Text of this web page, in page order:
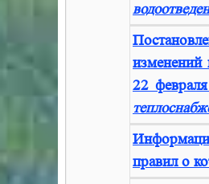
изменений
22
правил о